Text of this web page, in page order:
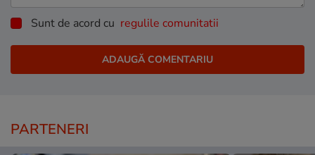
Sunt de acord cu regulile comunitatii
PARTENERI